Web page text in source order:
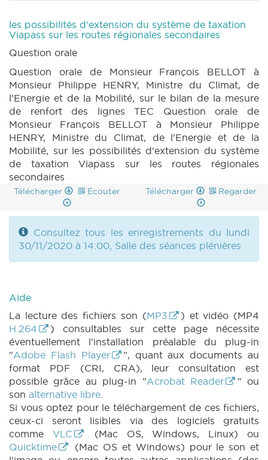
n4bis (2020-2021) (PDF)
| DECRET 284 n4
(2020-2021) (PDF)
|
les possibilités d'extension du système de taxation
Viapass sur les routes régionales secondaires
Question orale
Question orale de Monsieur François BELLOT à
Monsieur Philippe HENRY, Ministre du Climat, de
l'Energie et de la Mobilité, sur le bilan de la mesure
de renfort des lignes TEC Question orale de
Monsieur François BELLOT à Monsieur Philippe
HENRY, Ministre du Climat, de l'Energie et de la
Mobilité, sur les possibilités d'extension du système
de taxation Viapass sur les routes régionales
secondaires
Télécharger Ecouter Télécharger Regarder
Consultez tous les enregistrements du lundi
30/11/2020 à 14:00, Salle des séances plénières
Aide
La lecture des fichiers son (MP3
) et vidéo (MP4
H.264
) consultables sur cette page nécessite
éventuellement l'installation préalable du plug-in
"Adobe Flash Player
", quant aux documents au
format PDF (CRI, CRA), leur consultation est
possible grâce au plug-in "Acrobat Reader
" ou
son alternative libre.
Si vous optez pour le téléchargement de ces fichiers,
ceux-ci seront lisibles via des logiciels gratuits
comme VLC
(Mac OS, Windows, Linux) ou
Quicktime
(Mac OS et Windows) pour le son et